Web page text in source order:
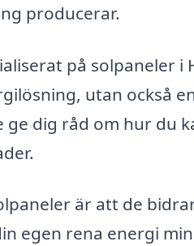
producerar.
på solpaneler i
utan också
ge dig råd om hur du
är att de
egen rena energi